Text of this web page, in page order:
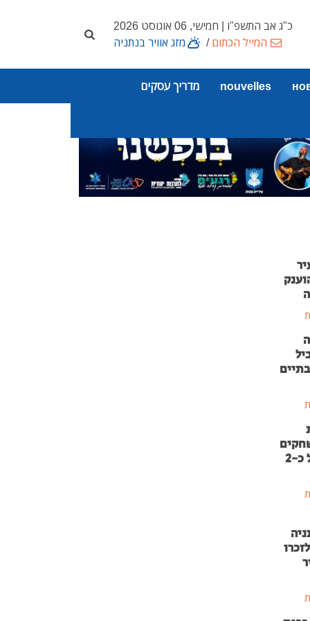
כ"ג אב התשפ"ו | חמישי, 06 אוגוסט 2026
המייל הכתום/ מזג אוויר בנתניה
nouvelles מדריך עסקים
בהשקעה של כ-2